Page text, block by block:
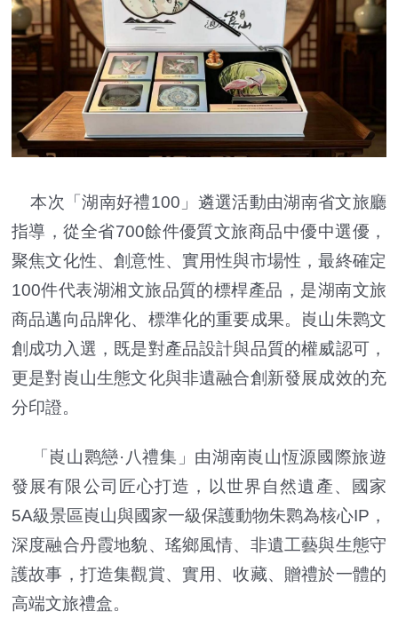
本次「湖南好禮100」遴選活動由湖南省文旅廳
指導，從全省700餘件優質文旅商品中優中選優，
聚焦文化性、創意性、實用性與市場性，最終確定
100件代表湖湘文旅品質的標桿產品，是湖南文旅
商品邁向品牌化、標準化的重要成果。崀山朱鹮文
創成功入選，既是對產品設計與品質的權威認可，
更是對崀山生態文化與非遺融合創新發展成效的充
分印證。
「崀山鹮戀·八禮集」由湖南崀山恆源國際旅遊
發展有限公司匠心打造，以世界自然遺產、國家
5A級景區崀山與國家一級保護動物朱鹮為核心IP，
深度融合丹霞地貌、瑤鄉風情、非遺工藝與生態守
護故事，打造集觀賞、實用、收藏、贈禮於一體的
高端文旅禮盒。